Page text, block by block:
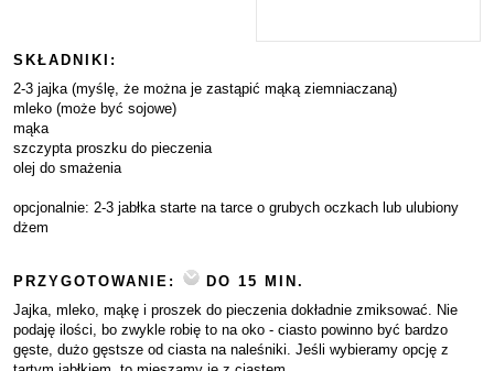
SKŁADNIKI:
2-3 jajka (myślę, że można je zastąpić mąką ziemniaczaną)
mleko (może być sojowe)
mąka
szczypta proszku do pieczenia
olej do smażenia
opcjonalnie: 2-3 jabłka starte na tarce o grubych oczkach lub ulubiony
dżem
PRZYGOTOWANIE:
DO 15 MIN.
Jajka, mleko, mąkę i proszek do pieczenia dokładnie zmiksować. Nie
podaję ilości, bo zwykle robię to na oko - ciasto powinno być bardzo
gęste, dużo gęstsze od ciasta na naleśniki. Jeśli wybieramy opcję z